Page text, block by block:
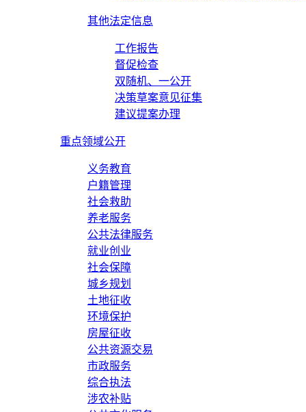
其他法定信息
工作报告
督促检查
双随机、一公开
决策草案意见征集
建议提案办理
重点领域公开
义务教育
户籍管理
社会救助
养老服务
公共法律服务
就业创业
社会保障
城乡规划
土地征收
环境保护
房屋征收
公共资源交易
市政服务
综合执法
涉农补贴